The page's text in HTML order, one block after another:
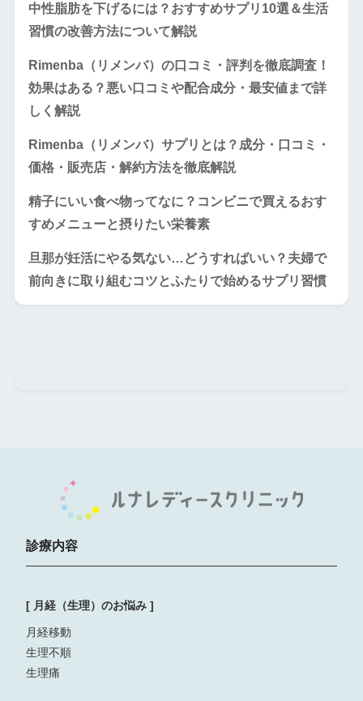
中性脂肪を下げるには？おすすめサプリ10選＆生活
習慣の改善方法について解説
Rimenba（リメンバ）の口コミ・評判を徹底調査！
効果はある？悪い口コミや配合成分・最安値まで詳
しく解説
Rimenba（リメンバ）サプリとは？成分・口コミ・
価格・販売店・解約方法を徹底解説
精子にいい食べ物ってなに？コンビニで買えるおす
すめメニューと摂りたい栄養素
旦那が妊活にやる気ない…どうすればいい？夫婦で
前向きに取り組むコツとふたりで始めるサプリ習慣
診療内容
[ 月経（生理）のお悩み ]
月経移動
生理不順
生理痛